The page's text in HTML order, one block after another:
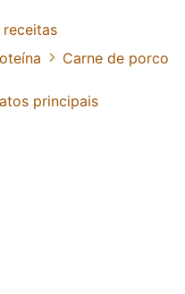
Carne de porco
principais